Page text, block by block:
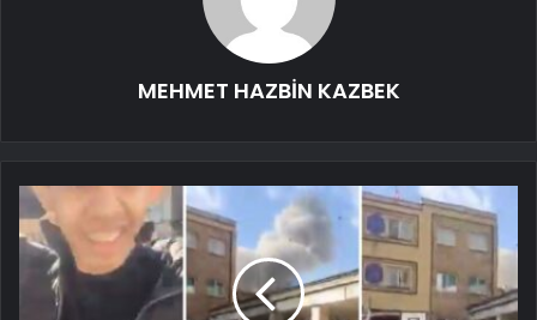
MEHMET HAZBİN KAZBEK